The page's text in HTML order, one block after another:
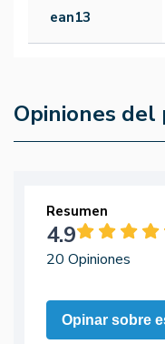
ean13
Opiniones del
Resumen
4.9
20 Opiniones
Opinar sobre